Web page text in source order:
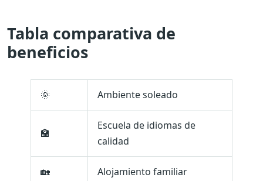
Tabla comparativa de
beneficios
🌞 Ambiente soleado
🏫
Escuela de idiomas de
calidad
🏡 Alojamiento familiar